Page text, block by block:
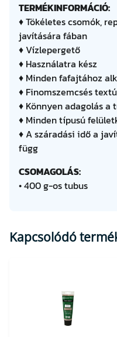
TERMÉKINFORMÁCIÓ:
♦ Tökéletes csomók,
javítására fában
♦ Vízlepergető
♦ Használatra kész
♦ Minden fafajtához
♦ Finomszemcsés
♦ Könnyen adagolás a
♦ Minden típusú
♦ A száradási idő a
függ
CSOMAGOLÁS:
• 400 g-os tubus
Kapcsolódó